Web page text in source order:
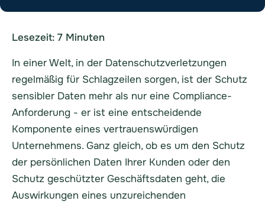
Lesezeit: 7 Minuten
In einer Welt, in der Datenschutzverletzungen
regelmäßig für Schlagzeilen sorgen, ist der Schutz
sensibler Daten mehr als nur eine Compliance-
Anforderung - er ist eine entscheidende
Komponente eines vertrauenswürdigen
Unternehmens. Ganz gleich, ob es um den Schutz
der persönlichen Daten Ihrer Kunden oder den
Schutz geschützter Geschäftsdaten geht, die
Auswirkungen eines unzureichenden